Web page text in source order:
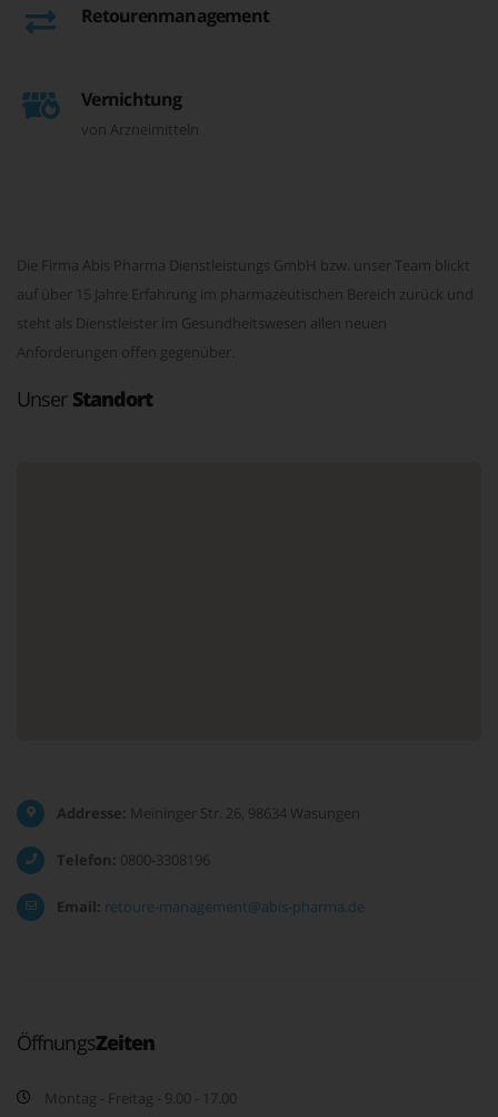
Retourenmanagement
Vernichtung
von Arzneimitteln
Die Firma Abis Pharma Dienstleistungs GmbH bzw. unser Team blickt
auf über 15 Jahre Erfahrung im pharmazeutischen Bereich zurück und
steht als Dienstleister im Gesundheitswesen allen neuen
Anforderungen offen gegenüber.
Unser Standort
Addresse: Meininger Str. 26, 98634 Wasungen
Telefon: 0800-3308196
Email: retoure-management@abis-pharma.de
ÖffnungsZeiten
Montag - Freitag - 9.00 - 17.00